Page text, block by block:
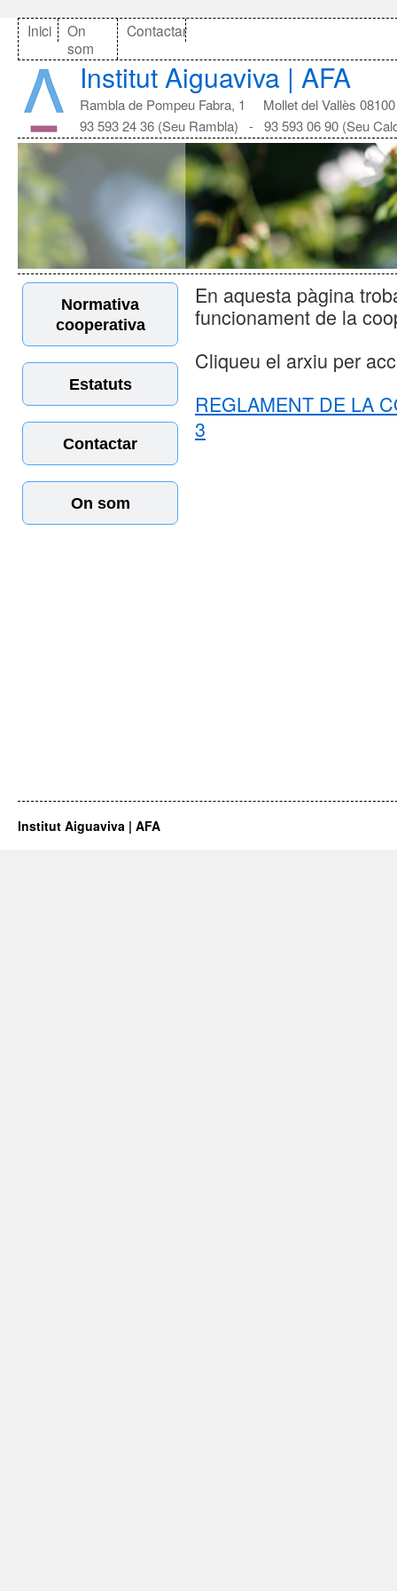
Inici
On
som
Contactar
Institut Aiguaviva | AFA
Rambla de Pompeu Fabra, 1 Mollet del Vallès 08100
93 593 24 36 (Seu Rambla) - 93 593 06 90 (Seu
Normativa
cooperativa
Estatuts
Contactar
On som
En aquesta pàgina
funcionament de la
Cliqueu el arxiu per
REGLAMENT DE LA
3
Institut Aiguaviva | AFA